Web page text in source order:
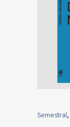
Semestral,